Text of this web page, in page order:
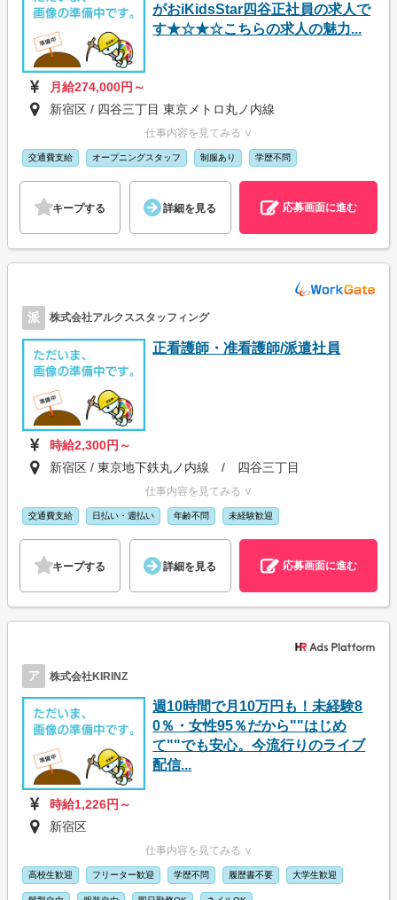
がおiKidsStar四谷正社員の求人で
す★☆★☆こちらの求人の魅力...
月給274,000円～
新宿区 / 四谷三丁目 東京メトロ丸ノ内線
仕事内容を見てみる ∨
交通費支給 オープニングスタッフ 制服あり 学歴不問
キープする 詳細を見る 応募画面に進む
派 株式会社アルクススタッフィング
正看護師・准看護師/派遣社員
時給2,300円～
新宿区 / 東京地下鉄丸ノ内線 / 四谷三丁目
仕事内容を見てみる ∨
交通費支給 日払い・週払い 年齢不問 未経験歓迎
キープする 詳細を見る 応募画面に進む
ア 株式会社KIRINZ
週10時間で月10万円も！未経験8
0％・女性95％だから""はじめ
て""でも安心。今流行りのライブ
配信...
時給1,226円～
新宿区
仕事内容を見てみる ∨
高校生歓迎 フリーター歓迎 学歴不問 履歴書不要 大学生歓迎